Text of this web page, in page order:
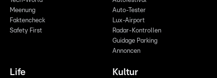
Meenung
Faktencheck
Safety First
Auto-Tester
Lux-Airport
Radar-Kontrollen
Guidage Parking
Annoncen
Life Kultur